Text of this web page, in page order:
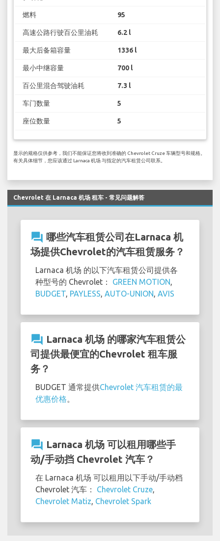
燃料 95
高速公路行驶百公里油耗 6.2 l
最大后备箱容量 1336 l
最小中继容量 700 l
百公里混合驾驶油耗 7.3 l
车门数量 5
座位数量 5
显示的规格仅供参考，我们不能保证您将收到准确的 Chevrolet Cruze 车辆型号和规格。
有关具体细节，您应该通过 Larnaca 机场 与指定的汽车租赁公司联系。
Chevrolet 在 Larnaca 机场 租车 - 常见问题解答
question_answer 哪些汽车租赁公司在Larnaca 机
场提供Chevrolet的汽车租赁服务？
Larnaca 机场 的以下汽车租赁公司提供各
种型号的 Chevrolet： GREEN MOTION
BUDGET PAYLESS AUTO-UNION AVIS
question_answer Larnaca 机场 的哪家汽车租赁公
司提供最便宜的Chevrolet 租车服
务？
BUDGET 通常提供Chevrolet 汽车租赁的最
优惠价格
question_answer Larnaca 机场 可以租用哪些手
动/手动挡 Chevrolet 汽车？
在 Larnaca 机场 可以租用以下手动/手动档
Chevrolet 汽车： Chevrolet Cruze
Chevrolet Matiz Chevrolet Spark